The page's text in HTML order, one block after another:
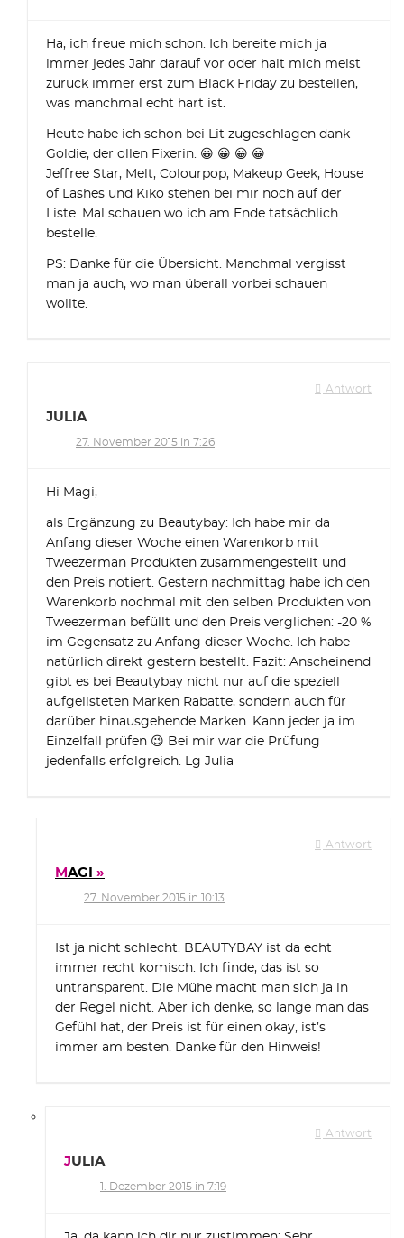
Ha, ich freue mich schon. Ich bereite mich ja
immer jedes Jahr darauf vor oder halt mich meist
zurück immer erst zum Black Friday zu bestellen,
was manchmal echt hart ist.
Heute habe ich schon bei Lit zugeschlagen dank
Goldie, der ollen Fixerin. 😀 😀 😀 😀
Jeffree Star, Melt, Colourpop, Makeup Geek, House
of Lashes und Kiko stehen bei mir noch auf der
Liste. Mal schauen wo ich am Ende tatsächlich
bestelle.
PS: Danke für die Übersicht. Manchmal vergisst
man ja auch, wo man überall vorbei schauen
wollte.
Antwort
JULIA
27. November 2015 in 7:26
Hi Magi,
als Ergänzung zu Beautybay: Ich habe mir da
Anfang dieser Woche einen Warenkorb mit
Tweezerman Produkten zusammengestellt und
den Preis notiert. Gestern nachmittag habe ich den
Warenkorb nochmal mit den selben Produkten von
Tweezerman befüllt und den Preis verglichen: -20 %
im Gegensatz zu Anfang dieser Woche. Ich habe
natürlich direkt gestern bestellt. Fazit: Anscheinend
gibt es bei Beautybay nicht nur auf die speziell
aufgelisteten Marken Rabatte, sondern auch für
darüber hinausgehende Marken. Kann jeder ja im
Einzelfall prüfen 😉 Bei mir war die Prüfung
jedenfalls erfolgreich. Lg Julia
Antwort
MAGI
27. November 2015 in 10:13
Ist ja nicht schlecht. BEAUTYBAY ist da echt
immer recht komisch. Ich finde, das ist so
untransparent. Die Mühe macht man sich ja in
der Regel nicht. Aber ich denke, so lange man das
Gefühl hat, der Preis ist für einen okay, ist’s
immer am besten. Danke für den Hinweis!
Antwort
JULIA
1. Dezember 2015 in 7:19